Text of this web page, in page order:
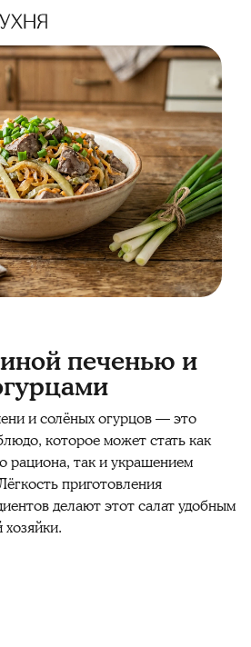
печенью и
и солёных огурцов — это
которое может стать как
рациона, так и украшением
приготовления
делают этот салат удобным